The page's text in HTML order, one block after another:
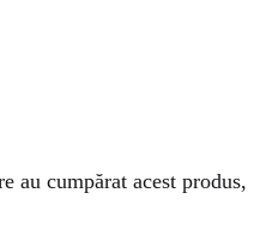
au cumpărat acest produs,